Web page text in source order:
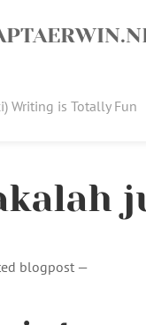
Writing is Totally Fun
blogpost —